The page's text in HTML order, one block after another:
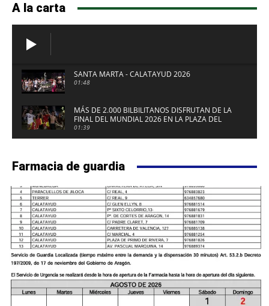
A la carta
SANTA MARTA - CALATAYUD 2026
01:48
MÁS DE 2.000 BILBILITANOS DISFRUTAN DE LA
FINAL DEL MUNDIAL 2026 EN LA PLAZA DEL
FUERTE DE CALATAYUD
01:39
Farmacia de guardia